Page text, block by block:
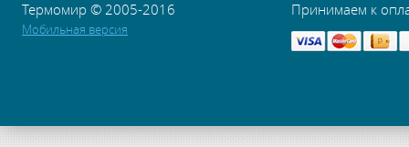
Термомир © 2005-2016
Мобильная версия
Принимаем к